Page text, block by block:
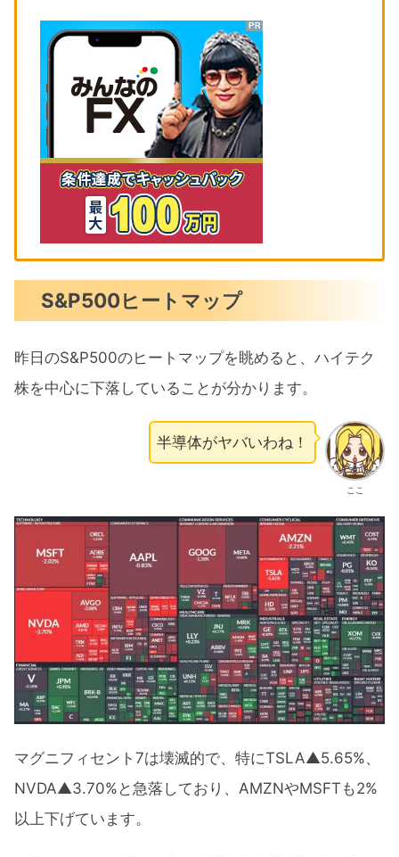
S&P500ヒートマップ
昨日のS&P500のヒートマップを眺めると、ハイテク
株を中心に下落していることが分かります。
ここ
半導体がヤバいわね！
マグニフィセント7は壊滅的で、特にTSLA▲5.65%、
NVDA▲3.70%と急落しており、AMZNやMSFTも2%
以上下げています。